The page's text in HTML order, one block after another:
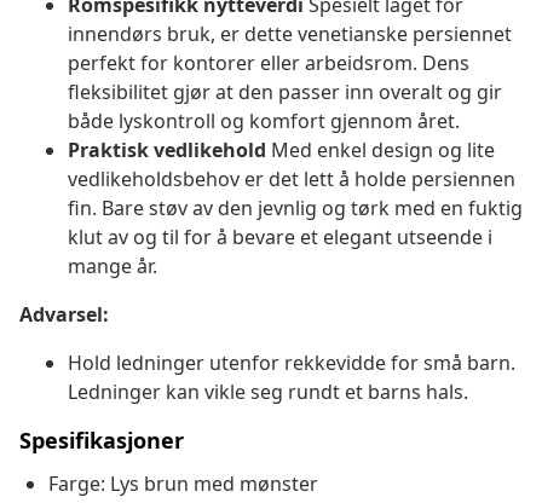
innendørs bruk, er dette venetianske persiennet
perfekt for kontorer eller arbeidsrom. Dens
fleksibilitet gjør at den passer inn overalt og gir
både lyskontroll og komfort gjennom året.
Praktisk vedlikehold Med enkel design og lite
vedlikeholdsbehov er det lett å holde persiennen
fin. Bare støv av den jevnlig og tørk med en fuktig
klut av og til for å bevare et elegant utseende i
mange år.
Advarsel:
Hold ledninger utenfor rekkevidde for små barn.
Ledninger kan vikle seg rundt et barns hals.
Spesifikasjoner
Farge: Lys brun med mønster